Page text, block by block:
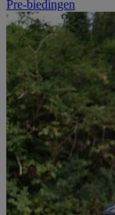
Pre-biedingen